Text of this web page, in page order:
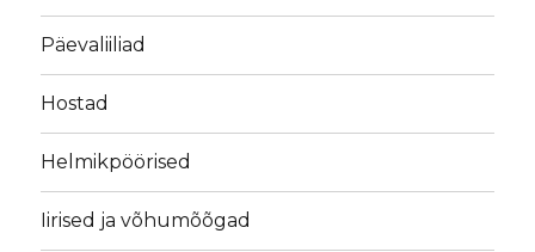
Päevaliiliad
Hostad
Helmikpöörised
Iirised ja võhumõõgad